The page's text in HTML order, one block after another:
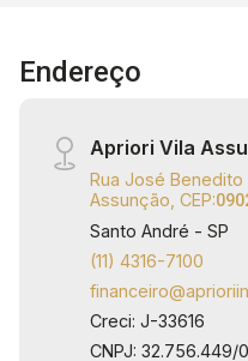
Endereço
Apriori Vila
Rua José
Assunção, CEP:
Santo André - SP
(11) 4316-7100
Creci: J-33616
CNPJ: 32.756.449/